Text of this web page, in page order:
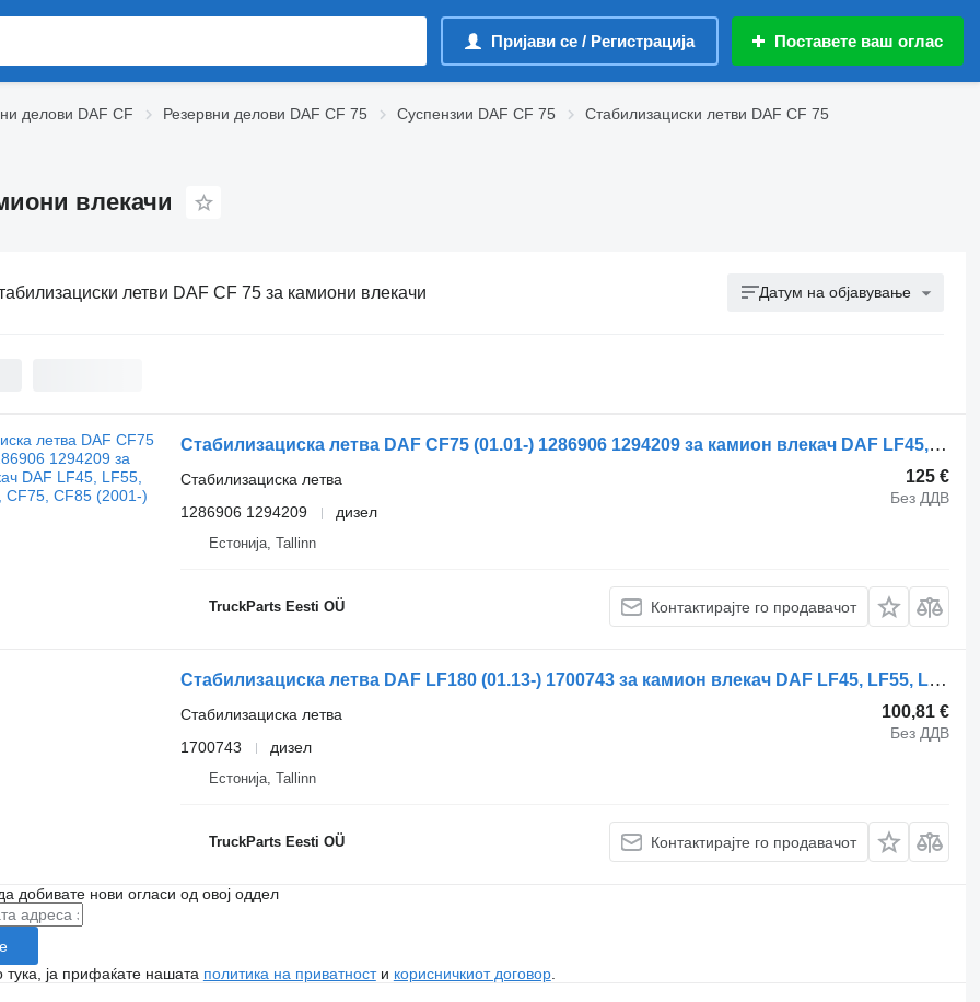
Пријави се / Регистрација Поставете ваш оглас
делови DAF CF Резервни делови DAF CF 75 Суспензии DAF CF 75
Стабилизациски летви DAF CF 75
влекачи
летви DAF CF 75 за камиони влекачи Датум на објавување
Стабилизациска летва DAF CF75 (01.01-) 1286906 1294209 за камион влекач DAF LF45, LF55, LF180, CF65, CF75, CF85 (2001-)
125 €
Без ДДВ
Стабилизациска летва
1286906 1294209
дизел
Естонија, Tallinn
TruckParts Eesti OÜ Контактирајте го продавачот
Стабилизациска летва DAF LF180 (01.13-) 1700743 за камион влекач DAF LF45, LF55, LF180, CF65, CF75, CF85 (2001-)
100,81 €
Без ДДВ
Стабилизациска летва
1700743
дизел
Естонија, Tallinn
TruckParts Eesti OÜ Контактирајте го продавачот
добивате нови огласи од овој оддел
ја прифаќате нашата политика на приватности корисничкиот договор.